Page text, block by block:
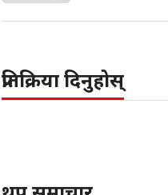
प्रतिक्रिया दिनुहोस्